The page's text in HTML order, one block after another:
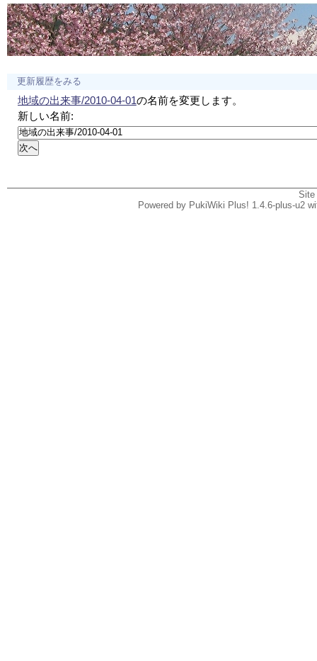
更新履歴をみる
地域の出来事/2010-04-01の名前を変更します。
新しい名前:
Powered by PukiWiki Plus! 1.4.6-plus-u2